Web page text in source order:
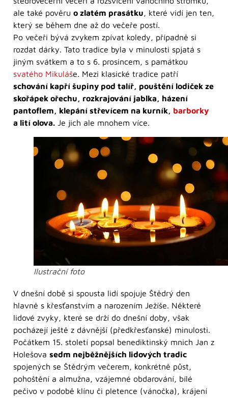
ale také pověru o zlatém prasátku, které vidí jen ten,
který se během dne až do večeře postí.
Po večeři bývá zvykem zpívat koledy, případně si
rozdat dárky. Tato tradice byla v minulosti spjatá s
jiným svátkem a to s 6. prosincem, s památkou
svatého Mikuláše. Mezi klasické tradice patří
schování kapří šupiny pod talíř, pouštění lodiček ze
skořápek ořechu, rozkrajování jablka, házení
pantoflem, klepání střevícem na kurník, barborky
a lití olova. Je jich ale mnohem více.
Ilustrační foto
V dnešní době si spousta lidí spojuje Štědrý den
hlavně s křesťanstvím a narozením Ježíše. Některé
lidové zvyky, které se drží do dnešní doby, však
pocházejí ještě z dávnější (předkřesťanské) minulosti.
Počátkem 15. století popsal benediktinský mnich Jan z
Holešova sedm nejběžnějších lidových tradic
spojených se Štědrým večerem, konkrétně půst,
pohoštění a almužna, vzájemné obdarování, bílé
pečivo v podobě klínu či pletence (vánočka), krájení